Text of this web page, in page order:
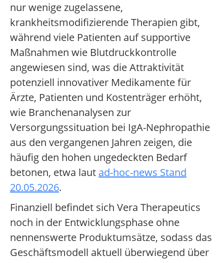
nur wenige zugelassene,
krankheitsmodifizierende Therapien gibt,
während viele Patienten auf supportive
Maßnahmen wie Blutdruckkontrolle
angewiesen sind, was die Attraktivität
potenziell innovativer Medikamente für
Ärzte, Patienten und Kostenträger erhöht,
wie Branchenanalysen zur
Versorgungssituation bei IgA-Nephropathie
aus den vergangenen Jahren zeigen, die
häufig den hohen ungedeckten Bedarf
betonen, etwa laut ad-hoc-news Stand
20.05.2026.
Finanziell befindet sich Vera Therapeutics
noch in der Entwicklungsphase ohne
nennenswerte Produktumsätze, sodass das
Geschäftsmodell aktuell überwiegend über